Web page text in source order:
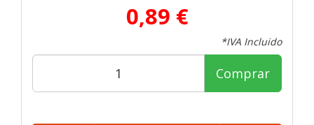
0,89 €
*IVA Incluido
Comprar